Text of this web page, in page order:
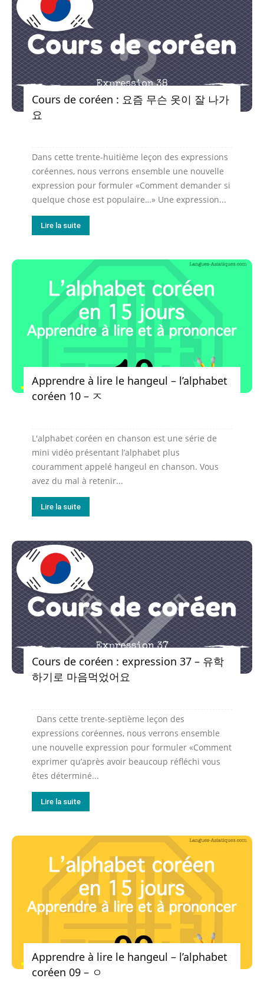
Cours de coréen : 요즘 무슨 옷이 잘 나가
요
Dans cette trente-huitième leçon des expressions
coréennes, nous verrons ensemble une nouvelle
expression pour formuler «Comment demander si
quelque chose est populaire…» Une expression...
Lire la suite
Apprendre à lire le hangeul – l’alphabet
coréen 10 – ㅈ
L'alphabet coréen en chanson est une série de
mini vidéo présentant l’alphabet plus
couramment appelé hangeul en chanson. Vous
avez du mal à retenir...
Lire la suite
Cours de coréen : expression 37 – 유학
하기로 마음먹었어요
Dans cette trente-septième leçon des
expressions coréennes, nous verrons ensemble
une nouvelle expression pour formuler «Comment
exprimer qu’après avoir beaucoup réfléchi vous
êtes déterminé...
Lire la suite
Apprendre à lire le hangeul – l’alphabet
coréen 09 – ㅇ